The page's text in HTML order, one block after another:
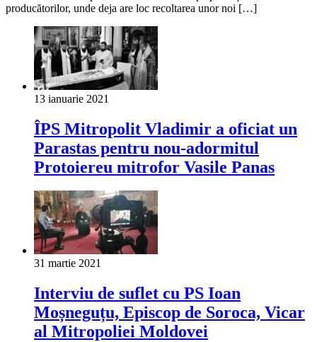
producătorilor, unde deja are loc recoltarea unor noi […]
13 ianuarie 2021
ÎPS Mitropolit Vladimir a oficiat un
Parastas pentru nou-adormitul
Protoiereu mitrofor Vasile Panas
31 martie 2021
Interviu de suflet cu PS Ioan
Moșneguțu, Episcop de Soroca, Vicar
al Mitropoliei Moldovei